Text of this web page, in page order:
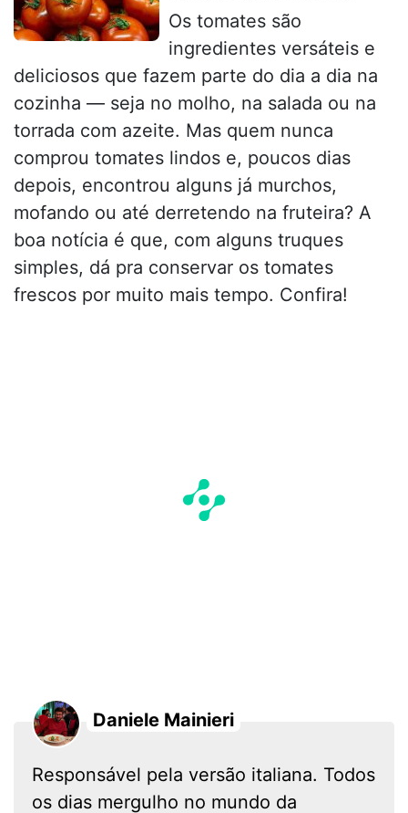
Os tomates são
ingredientes versáteis e
deliciosos que fazem parte do dia a dia na
cozinha — seja no molho, na salada ou na
torrada com azeite. Mas quem nunca
comprou tomates lindos e, poucos dias
depois, encontrou alguns já murchos,
mofando ou até derretendo na fruteira? A
boa notícia é que, com alguns truques
simples, dá pra conservar os tomates
frescos por muito mais tempo. Confira!
Daniele Mainieri
Responsável pela versão italiana. Todos
os dias mergulho no mundo da